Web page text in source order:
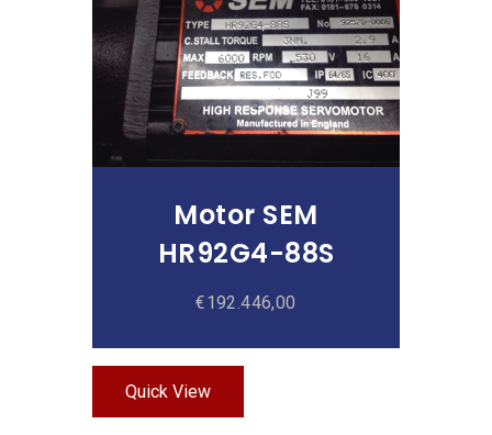
Añadir Al Carrito
Motor SEM
HR92G4-88S
€192.446,00
Quick View